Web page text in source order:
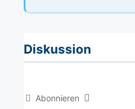
Diskussion
Abonnieren